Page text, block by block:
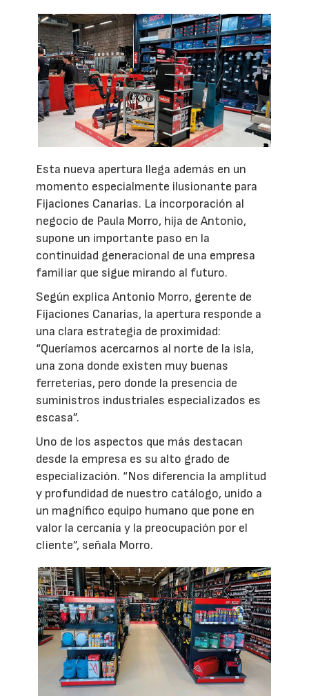
Esta nueva apertura llega además en un
momento especialmente ilusionante para
Fijaciones Canarias. La incorporación al
negocio de Paula Morro, hija de Antonio,
supone un importante paso en la
continuidad generacional de una empresa
familiar que sigue mirando al futuro.
Según explica Antonio Morro, gerente de
Fijaciones Canarias, la apertura responde a
una clara estrategia de proximidad:
“Queríamos acercarnos al norte de la isla,
una zona donde existen muy buenas
ferreterías, pero donde la presencia de
suministros industriales especializados es
escasa”.
Uno de los aspectos que más destacan
desde la empresa es su alto grado de
especialización. “Nos diferencia la amplitud
y profundidad de nuestro catálogo, unido a
un magnífico equipo humano que pone en
valor la cercanía y la preocupación por el
cliente”, señala Morro.